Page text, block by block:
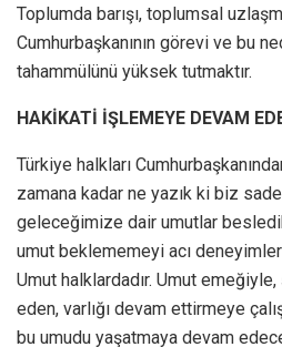
Toplumda barışı, toplumsal
Cumhurbaşkanının görevi ve bu
tahammülünü yüksek tutmaktır.
HAKİKATİ İŞLEMEYE DEVAM
Türkiye halkları
zamana kadar ne yazık ki biz
geleceğimize dair umutlar
umut beklememeyi acı
Umut halklardadır. Umut
eden, varlığı devam ettirmeye
bu umudu yaşatmaya devam